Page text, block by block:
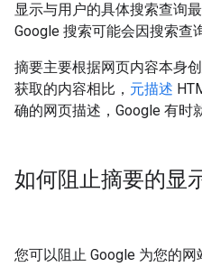
显示与用户的具体搜索查询
Google 搜索可能会因搜索查
摘要主要根据网页内容本身
获取的内容相比， 元描述
确的网页描述，Google 有时
如何阻止摘要的显
您可以阻止 Google 为您的